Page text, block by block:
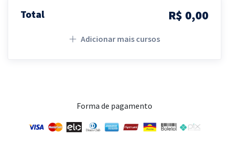
Total R$ 0,00
Adicionar mais cursos
Forma de pagamento